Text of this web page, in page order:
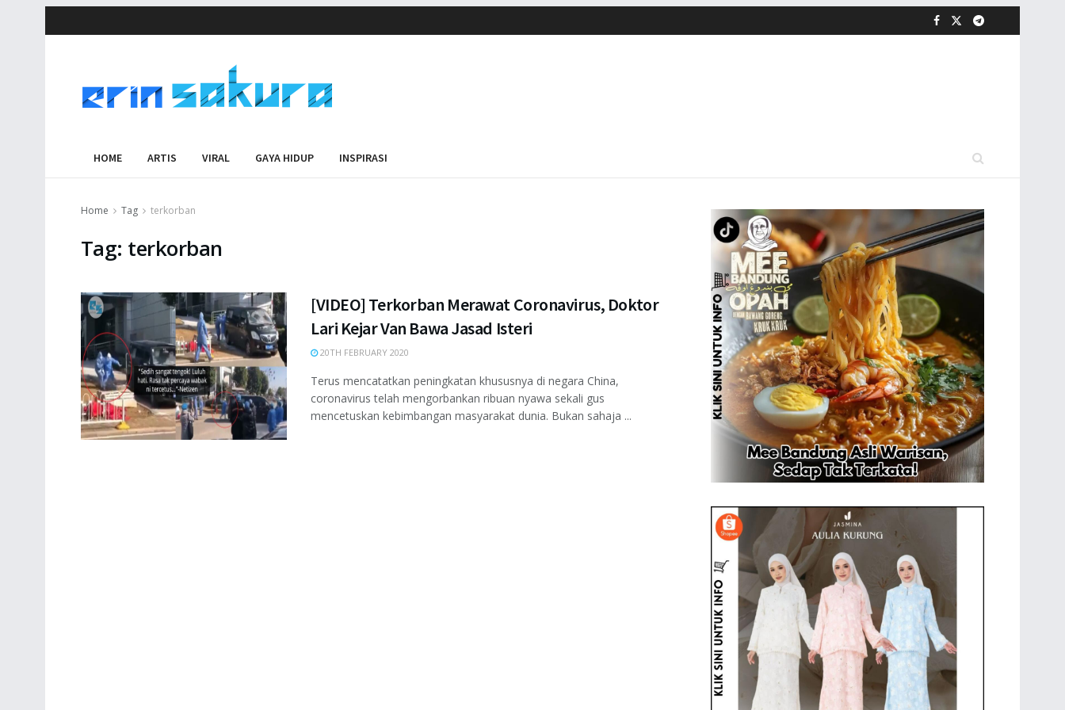
HOME ARTIS VIRAL GAYA HIDUP INSPIRASI
Home Tag terkorban
Tag: terkorban
[VIDEO] Terkorban Merawat Coronavirus, Doktor
Lari Kejar Van Bawa Jasad Isteri
20TH FEBRUARY 2020
Terus mencatatkan peningkatan khususnya di negara China,
coronavirus telah mengorbankan ribuan nyawa sekali gus
mencetuskan kebimbangan masyarakat dunia. Bukan sahaja ...